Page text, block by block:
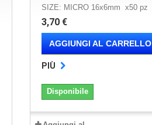
SIZE: MICRO 16x6mm x50 pz
3,70 €
AGGIUNGI AL CARRELLO
PIÙ
Disponibile